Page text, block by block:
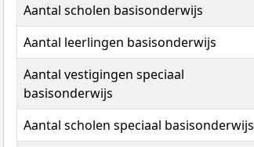
Aantal scholen basisonderwijs
Aantal leerlingen basisonderwijs
Aantal vestigingen speciaal
basisonderwijs
Aantal scholen speciaal basisonderwijs